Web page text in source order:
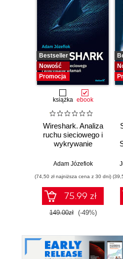
Bestseller
Nowość
Promocja
książka ebook
Wireshark. Analiza
ruchu sieciowego i
wykrywanie
Adam Józefiok
(74,50 zł najniższa cena z 30 dni)
75.99 zł
149.00zł (-49%)